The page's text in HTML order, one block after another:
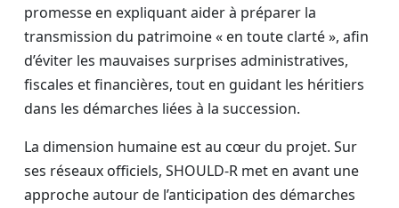
promesse en expliquant aider à préparer la
transmission du patrimoine « en toute clarté », afin
d’éviter les mauvaises surprises administratives,
fiscales et financières, tout en guidant les héritiers
dans les démarches liées à la succession.
La dimension humaine est au cœur du projet. Sur
ses réseaux officiels, SHOULD-R met en avant une
approche autour de l’anticipation des démarches